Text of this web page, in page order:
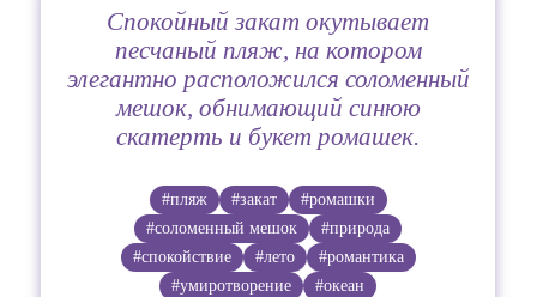
Спокойный закат окутывает
песчаный пляж, на котором
элегантно расположился соломенный
мешок, обнимающий синюю
скатерть и букет ромашек.
#пляж #закат
#ромашки
#соломенный мешок
#природа
#спокойствие
#лето
#романтика
#умиротворение
#океан